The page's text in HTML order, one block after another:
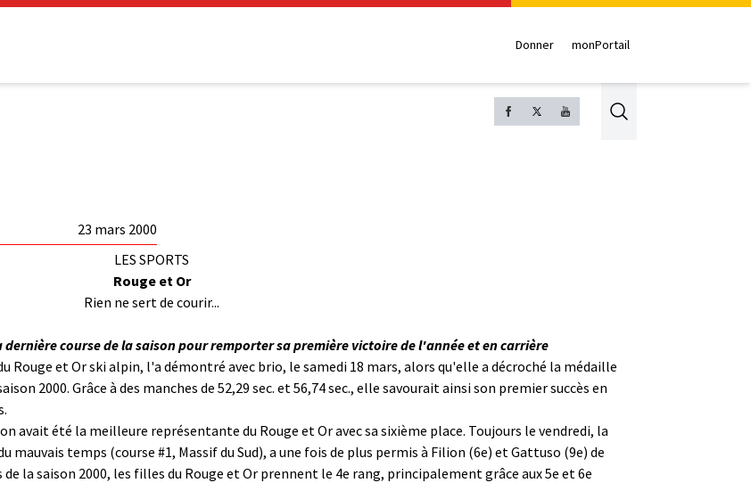
Donner monPortail
Search
23 mars 2000
LES SPORTS
Rouge et Or
Rien ne sert de courir...
course de la saison pour remporter sa première victoire de l'année et en carrière
et Or ski alpin, l'a démontré avec brio, le samedi 18 mars, alors qu'elle a décroché la médaille
2000. Grâce à des manches de 52,29 sec. et 56,74 sec., elle savourait ainsi son premier succès en
avait été la meilleure représentante du Rouge et Or avec sa sixième place. Toujours le vendredi, la
mauvais temps (course #1, Massif du Sud), a une fois de plus permis à Filion (6e) et Gattuso (9e) de
la saison 2000, les filles du Rouge et Or prennent le 4e rang, principalement grâce aux 5e et 6e